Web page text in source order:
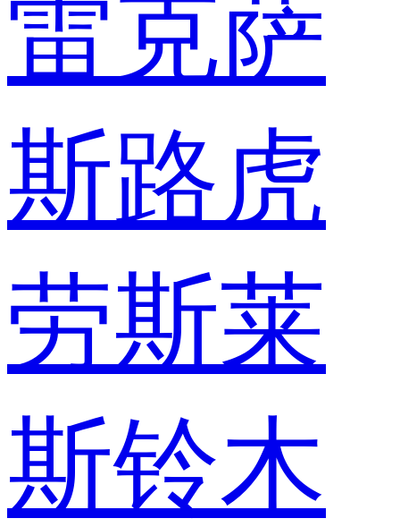
雷克萨
斯路虎
劳斯莱
斯铃木